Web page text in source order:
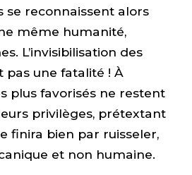
se reconnaissent alors
même humanité,
L’invisibilisation des
pas une fatalité ! À
plus favorisés ne restent
privilèges, prétextant
finira bien par ruisseler,
et non humaine.